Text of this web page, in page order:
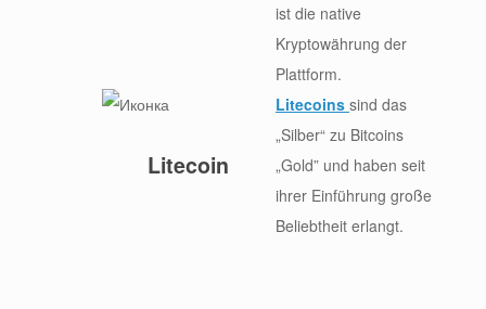
ist die native
Kryptowährung der
Plattform.
Litecoin
Litecoins sind das
„Silber“ zu Bitcoins
„Gold” und haben seit
ihrer Einführung große
Beliebtheit erlangt.